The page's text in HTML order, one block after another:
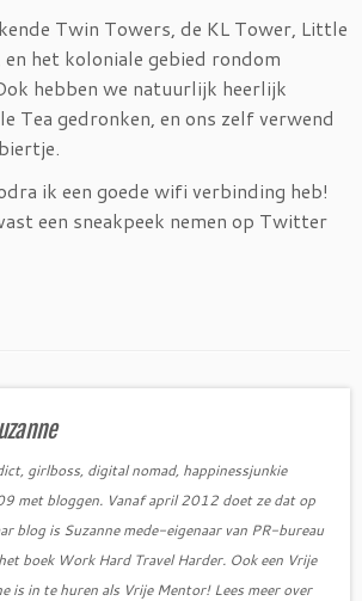
Twin Towers, de KL Tower, Little
en het koloniale gebied rondom
hebben we natuurlijk heerlijk
Tea gedronken, en ons zelf verwend
ik een goede wifi verbinding heb!
een sneakpeek nemen op Twitter
girlboss, digital nomad, happinessjunkie
met bloggen. Vanaf april 2012 doet ze dat op
blog is Suzanne mede-eigenaar van PR-bureau
boek Work Hard Travel Harder. Ook een Vrije
is in te huren als Vrije Mentor! Lees meer over